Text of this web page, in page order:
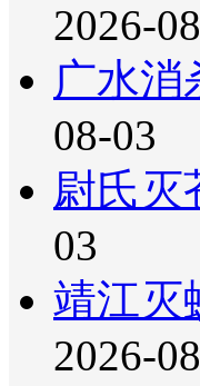
2026-
广水消
08-03
尉氏灭
03
靖江灭
2026-